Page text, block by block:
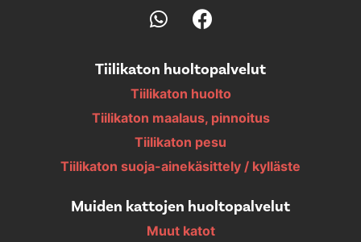
Tiilikaton huoltopalvelut
Tiilikaton huolto
Tiilikaton maalaus, pinnoitus
Tiilikaton pesu
Tiilikaton suoja-ainekäsittely / kylläste
Muiden kattojen huoltopalvelut
Muut katot